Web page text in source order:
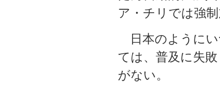
ア・チリでは強
日本のようにい
ては、普及に失
がない。